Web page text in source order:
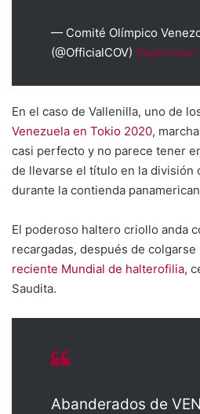
— Comité Olímpico
(@OfficialCOV)
En el caso de Vallenilla, uno de
Venezuela en Tokio 2020,
casi perfecto y no parece tener
de llevarse el título en la división
durante la contienda
El poderoso haltero criollo anda
recargadas, después de colgarse
reciente Mundial de halterofilia,
Saudita.
Abanderados de